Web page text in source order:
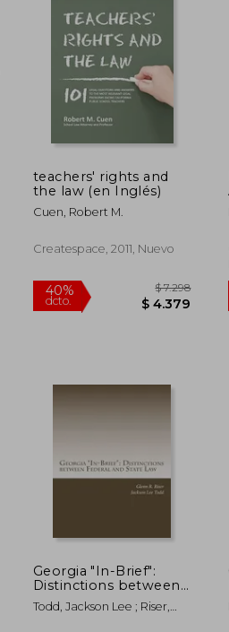
teachers' rights and
the law (en Inglés)
Cuen, Robert M.
Createspace, 2011, Nuevo
Georgia "In-Brief":
Distinctions between
Federal and State Law
(en Inglés)
Todd, Jackson Lee ; Riser,